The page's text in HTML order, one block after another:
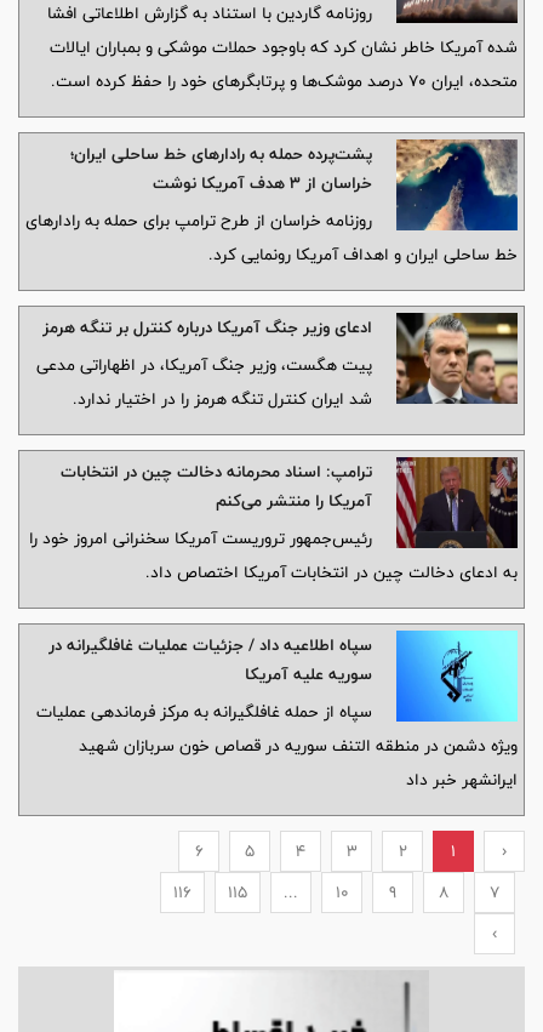
روزنامه گاردین با استناد به گزارش اطلاعاتی افشا
شده آمریکا خاطر نشان کرد که باوجود حملات موشکی و بمباران ایالات
متحده، ایران ۷۰ درصد موشک‌ها و پرتابگرهای خود را حفظ کرده است.
پشت‌پرده حمله به رادارهای خط ساحلی ایران؛
خراسان از ۳ هدف آمریکا نوشت
روزنامه خراسان از طرح ترامپ برای حمله به رادارهای
خط ساحلی ایران و اهداف آمریکا رونمایی کرد.
ادعای وزیر جنگ آمریکا درباره کنترل بر تنگه هرمز
پیت هگست، وزیر جنگ آمریکا، در اظهاراتی مدعی
شد ایران کنترل تنگه هرمز را در اختیار ندارد.
ترامپ: اسناد محرمانه دخالت چین در انتخابات
آمریکا را منتشر می‌کنم
رئیس‌جمهور تروریست آمریکا سخنرانی امروز خود را
به ادعای دخالت چین در انتخابات آمریکا اختصاص داد.
سپاه اطلاعیه داد / جزئیات عملیات غافلگیرانه در
سوریه علیه آمریکا
سپاه از حمله غافلگیرانه به مرکز فرماندهی عملیات
ویژه دشمن در منطقه التنف سوریه در قصاص خون سربازان شهید
ایرانشهر خبر داد
‹
1
2
3
4
5
6
7
8
9
10
...
115
116
›